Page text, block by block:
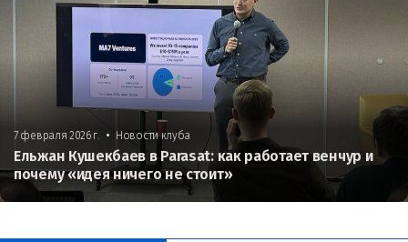
7 февраля 2026 г. • Новости клуба
Ельжан Кушекбаев в Parasat: как работает венчур и
почему «идея ничего не стоит»